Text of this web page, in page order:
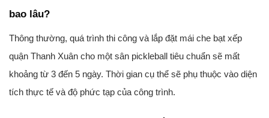
bao lâu?
Thông thường, quá trình thi công và lắp đặt mái che bạt xếp
quận Thanh Xuân cho một sân pickleball tiêu chuẩn sẽ mất
khoảng từ 3 đến 5 ngày. Thời gian cụ thể sẽ phụ thuộc vào diện
tích thực tế và độ phức tạp của công trình.